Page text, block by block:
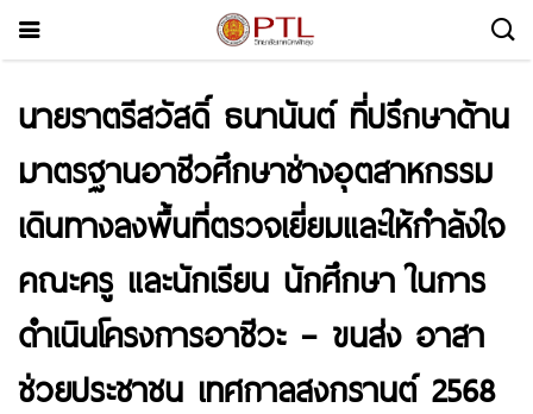
นายราตรีสวัสดิ์ ธนานันต์ ที่ปรึกษาด้าน
มาตรฐานอาชีวศึกษาช่างอุตสาหกรรม
เดินทางลงพื้นที่ตรวจเยี่ยมและให้กำลังใจ
คณะครู และนักเรียน นักศึกษา ในการ
ดำเนินโครงการอาชีวะ – ขนส่ง อาสา
ช่วยประชาชน เทศกาลสงกรานต์ 2568